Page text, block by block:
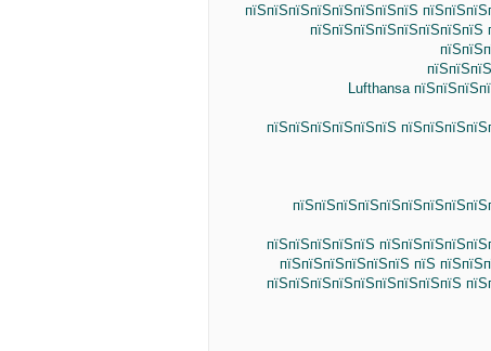
пїЅпїЅпїЅпїЅпїЅпїЅпїЅпїЅ
пїЅпїЅпїЅпїЅпїЅпїЅпїЅпїЅ
Lufthansa
пїЅпїЅпїЅпїЅпїЅпїЅ
пїЅпїЅпїЅпїЅпїЅ
пїЅпїЅпїЅпїЅпїЅпїЅ пїЅ
пїЅпїЅпїЅпїЅпїЅпїЅпїЅпїЅпїЅ